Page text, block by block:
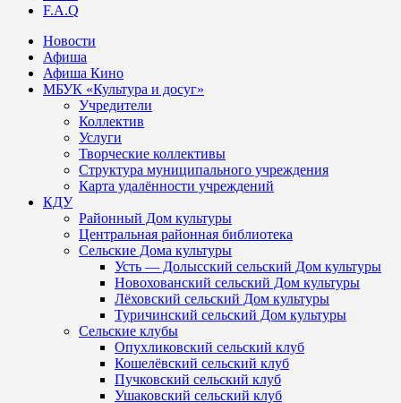
F.A.Q
Новости
Афиша
Афиша Кино
МБУК «Культура и досуг»
Учредители
Коллектив
Услуги
Творческие коллективы
Структура муниципального учреждения
Карта удалённости учреждений
КДУ
Районный Дом культуры
Центральная районная библиотека
Сельские Дома культуры
Усть — Долысский сельский Дом культуры
Новохованский сельский Дом культуры
Лёховский сельский Дом культуры
Туричинский сельский Дом культуры
Сельские клубы
Опухликовский сельский клуб
Кошелёвский сельский клуб
Пучковский сельский клуб
Ушаковский сельский клуб